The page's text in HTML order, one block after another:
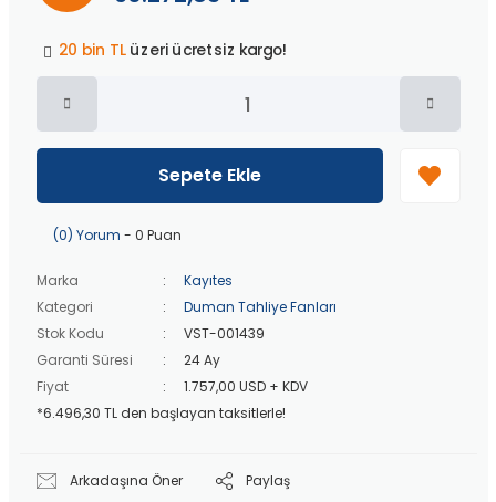
20 bin TLüzeri ücretsiz kargo!
40 bin TL
Peşin fiyatına
üzeri ücretsiz kargo!
üzeri ücretsiz kargo!
40 bin TLüzeri özel teklif!
Sepete Ekle
(0) Yorum - 0 Puan
Marka
Kayıtes
Kategori
Duman Tahliye Fanları
Stok Kodu
VST-001439
Garanti Süresi
24 Ay
Fiyat
1.757,00 USD + KDV
*6.496,30 TL den başlayan taksitlerle!
Arkadaşına Öner Paylaş